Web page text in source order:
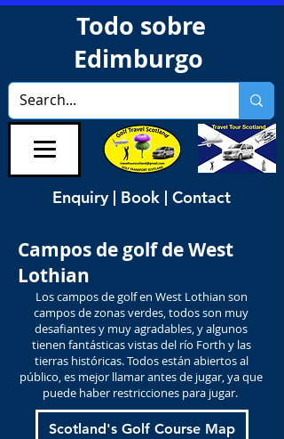
Todo sobre
Edimburgo
Enquiry | Book | Contact
Campos de golf de West
Lothian
Los campos de golf en West Lothian son
campos de zonas verdes, todos son muy
desafiantes y muy agradables, y algunos
tienen fantásticas vistas del río Forth y las
tierras históricas. Todos están abiertos al
público, es mejor llamar antes de jugar, ya que
puede haber restricciones para jugar.
Scotland's Golf Course Map